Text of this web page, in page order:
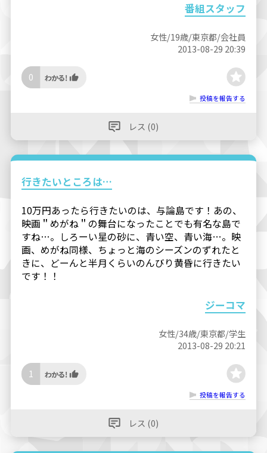
番組スタッフ
女性/19歳/東京都/会社員
2013-08-29 20:39
0
投稿を報告する
レス (0)
行きたいところは…
10万円あったら行きたいのは、与論島です！あの、
映画＂めがね＂の舞台になったことでも有名な島で
すね…。しろーい星の砂に、青い空、青い海…。映
画、めがね同様、ちょっと海のシーズンのずれたと
きに、どーんと半月くらいのんびり黄昏に行きたい
です！！
ジーコマ
女性/34歳/東京都/学生
2013-08-29 20:21
1
投稿を報告する
レス (0)